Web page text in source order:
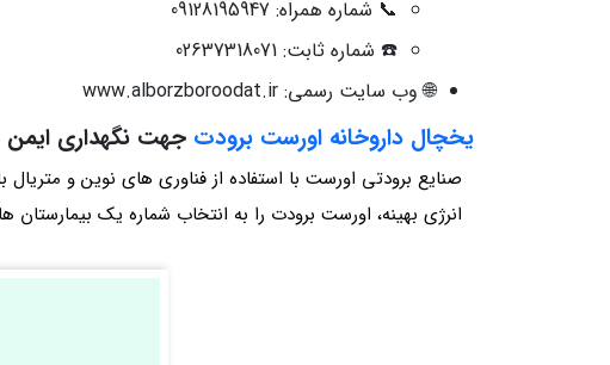
📞 شماره همراه: 09128195947
☎️ شماره ثابت: 02637318071
🌐 وب‌ سایت رسمی: www.alborzboroodat.ir
یخچال داروخانه اورست برودت جهت نگهداری ایمن
صنایع برودتی اورست با استفاده از فناوری‌ های نوین و
انرژی بهینه، اورست برودت را به انتخاب شماره یک بیمارستان